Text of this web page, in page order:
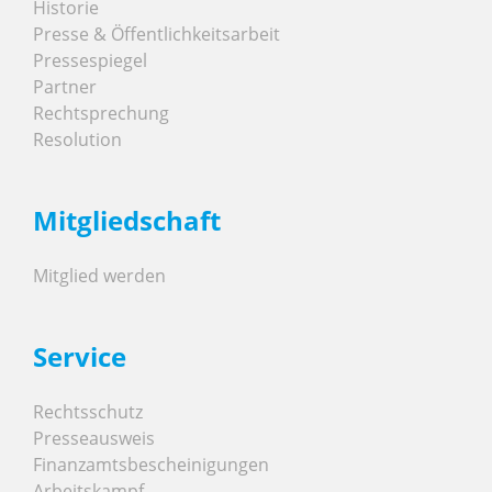
Historie
Presse & Öffentlichkeitsarbeit
Pressespiegel
Partner
Rechtsprechung
Resolution
Mitgliedschaft
Mitglied werden
Service
Rechtsschutz
Presseausweis
Finanzamtsbescheinigungen